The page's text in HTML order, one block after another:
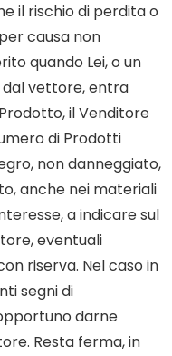
il rischio di perdita o
causa non
quando Lei, o un
dal vettore, entra
il Venditore
di Prodotti
non danneggiato,
anche nei materiali
a indicare sul
eventuali
riserva. Nel caso in
segni di
darne
Resta ferma, in